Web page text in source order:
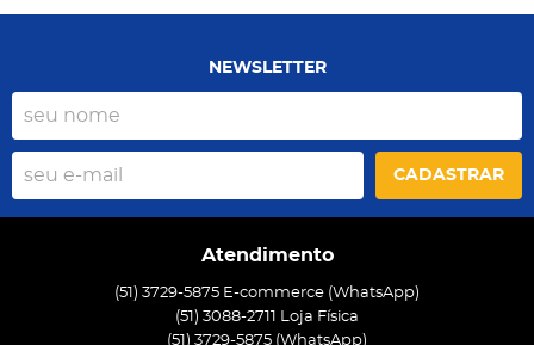
NEWSLETTER
CADASTRAR
Atendimento
(51) 3729-5875 E-commerce (WhatsApp)
(51) 3088-2711 Loja Física
(51) 3729-5875 (WhatsApp)